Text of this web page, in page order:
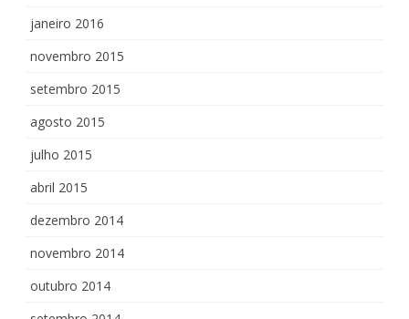
janeiro 2016
novembro 2015
setembro 2015
agosto 2015
julho 2015
abril 2015
dezembro 2014
novembro 2014
outubro 2014